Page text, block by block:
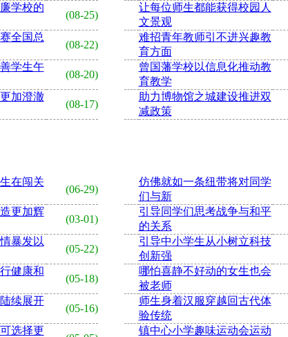
学校的
(08-25)
全国总
(08-22)
学生午
(08-20)
加澄澈
(08-17)
让每位师生都能获得校园人
文景观
难招青年教师引不进兴趣教
育方面
曾国藩学校以信息化推动教
育教学
助力博物馆之城建设推进双
减政策
在闯关
(06-29)
更加辉
(03-01)
暴发以
(05-22)
健康和
(05-18)
续展开
(05-16)
选择更
仿佛就如一条纽带将对同学
们与新
引导同学们思考战争与和平
的关系
引导中小学生从小树立科技
创新强
哪怕喜静不好动的女生也会
被老师
师生身着汉服穿越回古代体
验传统
镇中心小学趣味运动会运动